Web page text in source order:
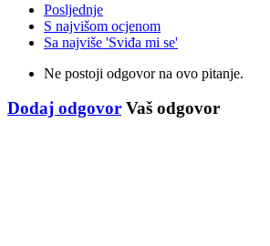
Posljednje
S najvišom ocjenom
Sa najviše 'Sviđa mi se'
Ne postoji odgovor na ovo pitanje.
Dodaj odgovor Vaš odgovor